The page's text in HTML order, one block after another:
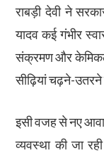
राबड़ी देवी ने
यादव कई गंभीर
संक्रमण और केमिकल
सीढ़ियां चढ़ने-उतरने
इसी वजह से नए
व्यवस्था की जा